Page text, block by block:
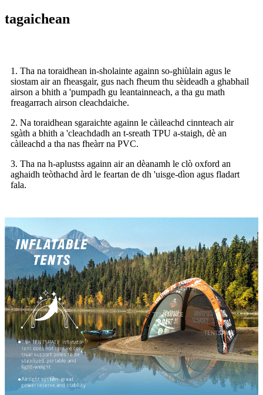
tagaichean
1. Tha na toraidhean in-sholainte againn so-ghiùlain agus le
siostam air an fheasgair, gus nach fheum thu sèideadh a ghabhail
airson a bhith a 'pumpadh gu leantainneach, a tha gu math
freagarrach airson cleachdaiche.
2. Na toraidhean sgaraichte againn le càileachd cinnteach air
sgàth a bhith a 'cleachdadh an t-sreath TPU a-staigh, dè an
càileachd a tha nas fheàrr na PVC.
3. Tha na h-aplustss againn air an dèanamh le clò oxford an
aghaidh teòthachd àrd le feartan de dh 'uisge-dìon agus fladart
fala.